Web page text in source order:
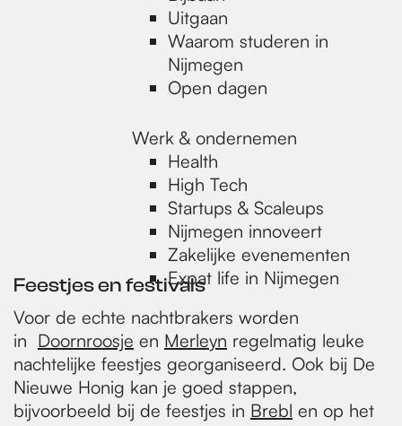
Uitgaan
Waarom studeren in
Nijmegen
Open dagen
Werk & ondernemen
Health
High Tech
Startups & Scaleups
Nijmegen innoveert
Zakelijke evenementen
Expat life in Nijmegen
Feestjes en festivals
Voor de echte nachtbrakers worden
in Doornroosje en Merleyn regelmatig leuke
nachtelijke feestjes georganiseerd. Ook bij De
Nieuwe Honig kan je goed stappen,
bijvoorbeeld bij de feestjes in Brebl en op het